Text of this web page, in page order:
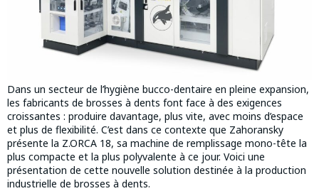
Dans un secteur de l’hygiène bucco-dentaire en pleine expansion,
les fabricants de brosses à dents font face à des exigences
croissantes : produire davantage, plus vite, avec moins d’espace
et plus de flexibilité. C’est dans ce contexte que Zahoransky
présente la Z.ORCA 18, sa machine de remplissage mono-tête la
plus compacte et la plus polyvalente à ce jour. Voici une
présentation de cette nouvelle solution destinée à la production
industrielle de brosses à dents.